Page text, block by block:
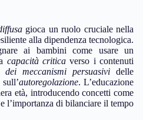
gioca un ruolo cruciale nella
alla dipendenza tecnologica.
ai bambini come usare un
capacità critica verso i contenuti
dei meccanismi persuasivi delle
autoregolazione. L’educazione
età, introducendo concetti come
l’importanza di bilanciare il tempo